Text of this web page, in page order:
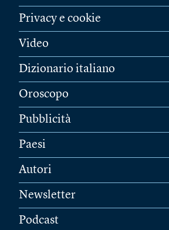
Privacy e cookie
Video
Dizionario italiano
Oroscopo
Pubblicità
Paesi
Autori
Newsletter
Podcast